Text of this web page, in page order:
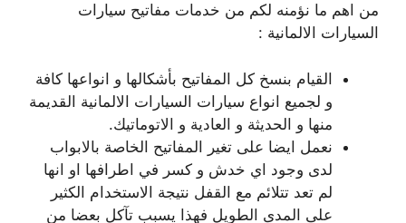
من اهم ما نؤمنه لكم من خدمات مفاتيح سيارات
السيارات الالمانية :
القيام بنسخ كل المفاتيح بأشكالها و انواعها كافة
و لجميع انواع سيارات السيارات الالمانية القديمة
منها و الحديثة و العادية و الاتوماتيك.
نعمل ايضا على تغير المفاتيح الخاصة بالابواب
لدى وجود اي خدش و كسر في اطرافها او انها
لم تعد تتلائم مع القفل نتيجة الاستخدام الكثير
على المدى الطويل فهذا يسبب تآكل بعضا من